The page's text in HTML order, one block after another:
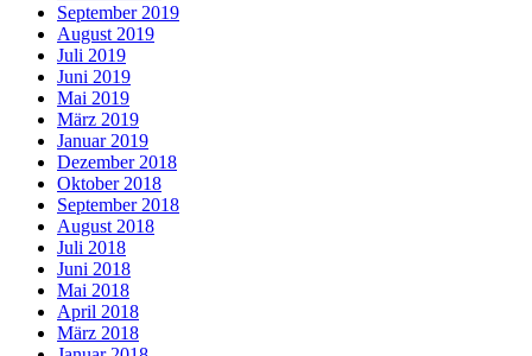
September 2019
August 2019
Juli 2019
Juni 2019
Mai 2019
März 2019
Januar 2019
Dezember 2018
Oktober 2018
September 2018
August 2018
Juli 2018
Juni 2018
Mai 2018
April 2018
März 2018